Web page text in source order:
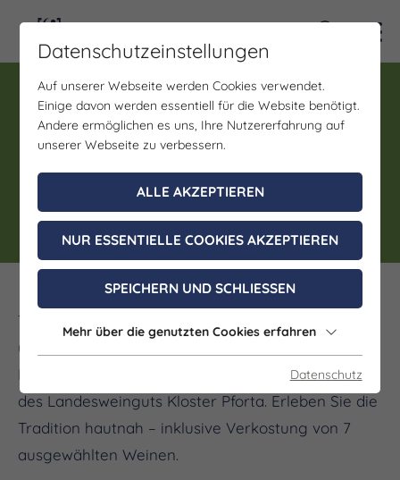
Führung, Verkostung
7er Weinprobe mit Führung
Pforta
Tauchen auch Sie ein in die Welt des Weinanbaus
und entdecken Sie die Weinberge, den
Holzfasskeller und die historische Schatzkammer
des Landesweinguts Kloster Pforta. Erleben Sie die
Tradition hautnah – inklusive Verkostung von 7
ausgewählten Weinen.
Datenschutzeinstellungen
Auf unserer Webseite werden Cookies verwendet.
Einige davon werden essentiell für die Website benötigt.
Andere ermöglichen es uns, Ihre Nutzererfahrung auf
unserer Webseite zu verbessern.
ALLE AKZEPTIEREN
NUR ESSENTIELLE COOKIES AKZEPTIEREN
SPEICHERN UND SCHLIESSEN
Mehr über die genutzten Cookies erfahren
Datenschutz